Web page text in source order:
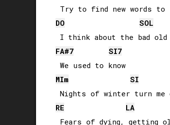
DO
SOL
FA#7 SI7
MIm
SI
RE
LA